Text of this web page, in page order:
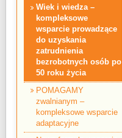
Wiek i wiedza –
kompleksowe
wsparcie prowadzące
do uzyskania
zatrudnienia
bezrobotnych osób po
50 roku życia
POMAGAMY
zwalnianym –
kompleksowe wsparcie
adaptacyjne